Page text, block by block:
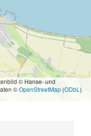
© Hanse- und
©OpenStreetMap (ODbL )